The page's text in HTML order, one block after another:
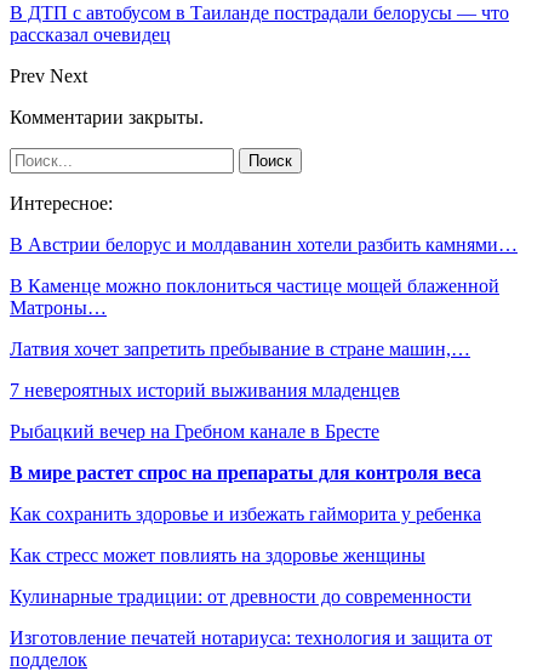
В ДТП с автобусом в Таиланде пострадали белорусы — что
рассказал очевидец
Prev Next
Комментарии закрыты.
Интересное:
В Австрии белорус и молдаванин хотели разбить камнями…
В Каменце можно поклониться частице мощей блаженной
Матроны…
Латвия хочет запретить пребывание в стране машин,…
7 невероятных историй выживания младенцев
Рыбацкий вечер на Гребном канале в Бресте
В мире растет спрос на препараты для контроля веса
Как сохранить здоровье и избежать гайморита у ребенка
Как стресс может повлиять на здоровье женщины
Кулинарные традиции: от древности до современности
Изготовление печатей нотариуса: технология и защита от
подделок